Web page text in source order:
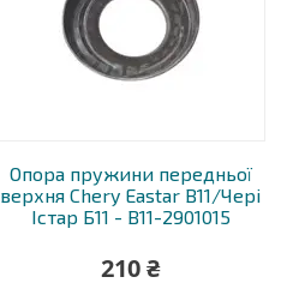
Опора пружини передньої
верхня Chery Eastar B11/Чері
Істар Б11 - B11-2901015
210 ₴